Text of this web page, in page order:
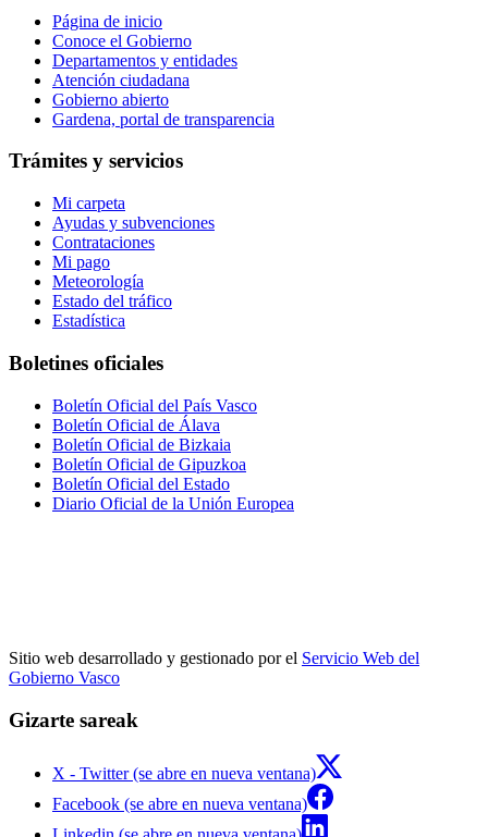
Página de inicio
Conoce el Gobierno
Departamentos y entidades
Atención ciudadana
Gobierno abierto
Gardena, portal de transparencia
Trámites y servicios
Mi carpeta
Ayudas y subvenciones
Contrataciones
Mi pago
Meteorología
Estado del tráfico
Estadística
Boletines oficiales
Boletín Oficial del País Vasco
Boletín Oficial de Álava
Boletín Oficial de Bizkaia
Boletín Oficial de Gipuzkoa
Boletín Oficial del Estado
Diario Oficial de la Unión Europea
Sitio web desarrollado y gestionado por el Servicio Web del
Gobierno Vasco
Gizarte sareak
X - Twitter (se abre en nueva ventana)
Facebook (se abre en nueva ventana)